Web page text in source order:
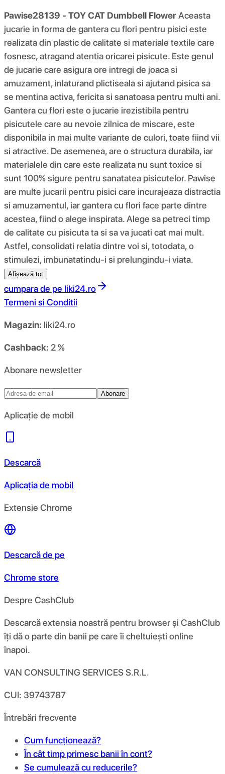
Pawise28139 - TOY CAT Dumbbell FlowerAceasta
jucarie in forma de gantera cu flori pentru pisici este
realizata din plastic de calitate si materiale textile care
fosnesc, atragand atentia oricarei pisicute. Este genul
de jucarie care asigura ore intregi de joaca si
amuzament, inlaturand plictiseala si ajutand pisica sa
se mentina activa, fericita si sanatoasa pentru multi ani.
Gantera cu flori este o jucarie irezistibila pentru
pisicutele care au nevoie zilnica de miscare, este
disponibila in mai multe variante de culori, toate fiind vii
si atractive. De asemenea, are o structura durabila, iar
materialele din care este realizata nu sunt toxice si
sunt 100% sigure pentru sanatatea pisicutelor. Pawise
are multe jucarii pentru pisici care incurajeaza distractia
si amuzamentul, iar gantera cu flori face parte dintre
acestea, fiind o alege inspirata. Alege sa petreci timp
de calitate cu pisicuta ta si sa va jucati cat mai mult.
Astfel, consolidati relatia dintre voi si, totodata, o
stimulezi, imbunatatindu-i si prelungindu-i viata.
Afișează tot
cumpara de pe liki24.ro
Termeni si Conditii
Magazin: liki24.ro
Cashback: 2 %
Abonare newsletter
Abonare
Aplicație de mobil
Descarcă
Aplicația de mobil
Extensie Chrome
Descarcă de pe
Chrome store
Despre CashClub
Descarcă extensia noastră pentru browser și CashClub
îți dă o parte din banii pe care îi cheltuiești online
înapoi.
VAN CONSULTING SERVICES S.R.L.
CUI: 39743787
Întrebări frecvente
Cum funcționează?
În cât timp primesc banii în cont?
Se cumulează cu reducerile?